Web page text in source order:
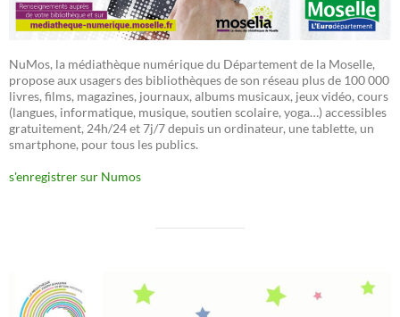
NuMos, la médiathèque numérique du Département de la Moselle,
propose aux usagers des bibliothèques de son réseau plus de 100 000
livres, films, magazines, journaux, albums musicaux, jeux vidéo, cours
(langues, informatique, musique, soutien scolaire, yoga…) accessibles
gratuitement, 24h/24 et 7j/7 depuis un ordinateur, une tablette, un
smartphone, pour tous les publics.
s'enregistrer sur Numos